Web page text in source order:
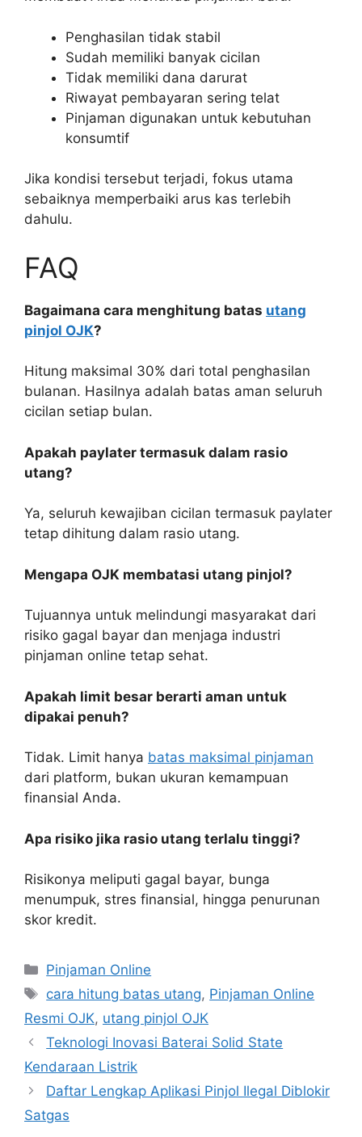
Penghasilan tidak stabil
Sudah memiliki banyak cicilan
Tidak memiliki dana darurat
Riwayat pembayaran sering telat
Pinjaman digunakan untuk kebutuhan
konsumtif
Jika kondisi tersebut terjadi, fokus utama
sebaiknya memperbaiki arus kas terlebih
dahulu.
FAQ
Bagaimana cara menghitung batas utang
pinjol OJK?
Hitung maksimal 30% dari total penghasilan
bulanan. Hasilnya adalah batas aman seluruh
cicilan setiap bulan.
Apakah paylater termasuk dalam rasio
utang?
Ya, seluruh kewajiban cicilan termasuk paylater
tetap dihitung dalam rasio utang.
Mengapa OJK membatasi utang pinjol?
Tujuannya untuk melindungi masyarakat dari
risiko gagal bayar dan menjaga industri
pinjaman online tetap sehat.
Apakah limit besar berarti aman untuk
dipakai penuh?
Tidak. Limit hanya batas maksimal pinjaman
dari platform, bukan ukuran kemampuan
finansial Anda.
Apa risiko jika rasio utang terlalu tinggi?
Risikonya meliputi gagal bayar, bunga
menumpuk, stres finansial, hingga penurunan
skor kredit.
Kategori
Pinjaman Online
Tag
cara hitung batas utang, Pinjaman Online
Resmi OJK, utang pinjol OJK
Teknologi Inovasi Baterai Solid State
Kendaraan Listrik
Daftar Lengkap Aplikasi Pinjol Ilegal Diblokir
Satgas